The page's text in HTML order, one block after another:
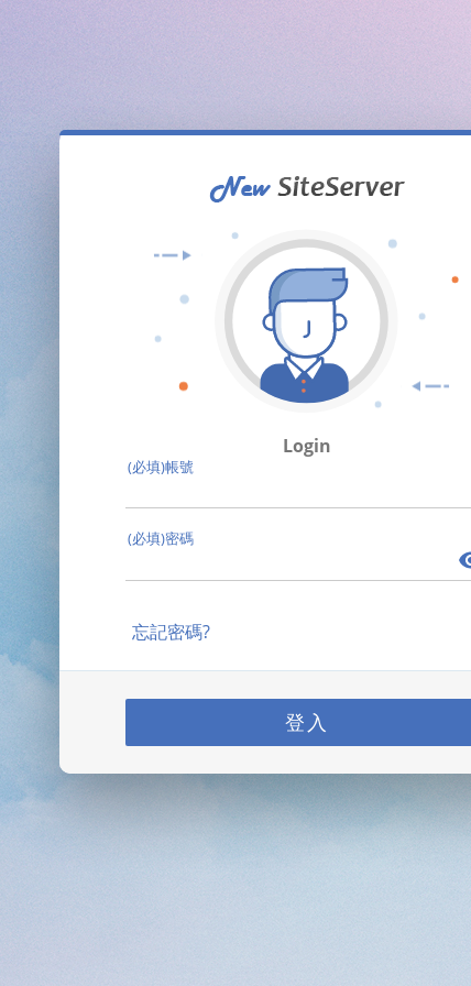
Login
(必填)帳號
(必填)密碼
忘記密碼?
登入